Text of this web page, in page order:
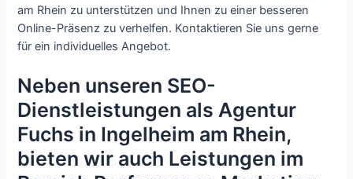
am Rhein zu unterstützen und Ihnen zu einer besseren
Online-Präsenz zu verhelfen. Kontaktieren Sie uns gerne
für ein individuelles Angebot.
Neben unseren SEO-
Dienstleistungen als Agentur
Fuchs in Ingelheim am Rhein,
bieten wir auch Leistungen im